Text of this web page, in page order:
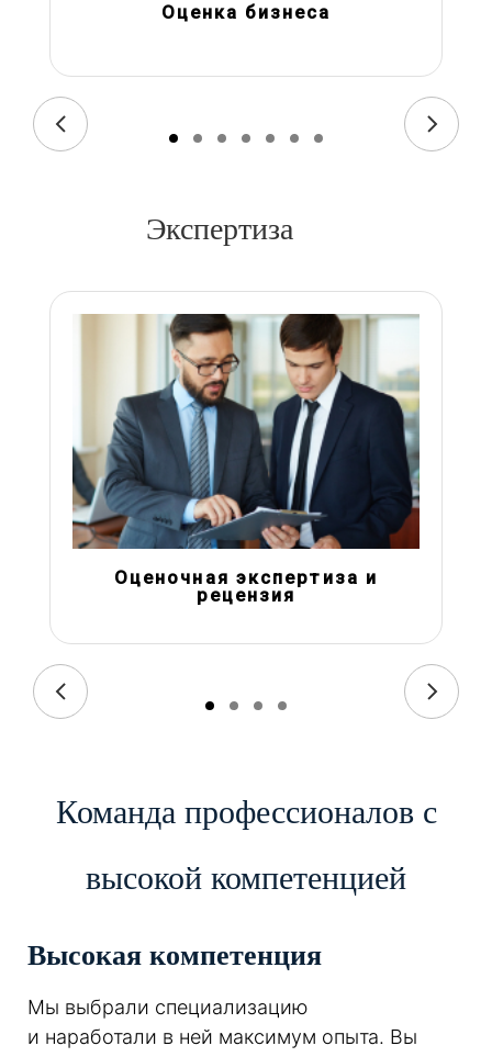
Оценка бизнеса
Экспертиза
Оценочная экспертиза и
рецензия
Команда профессионалов с
высокой компетенцией
Высокая компетенция
Мы выбрали специализацию
и наработали в ней максимум опыта. Вы